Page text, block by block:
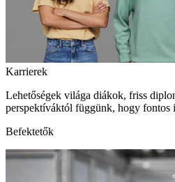
Karrierek
Lehetőségek világa diákok, friss
perspektíváktól függünk, hogy fontos
Befektetők